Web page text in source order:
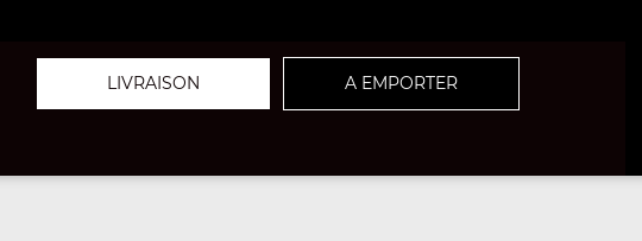
LIVRAISON A EMPORTER